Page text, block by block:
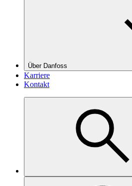
Über Danfoss
Karriere
Kontakt